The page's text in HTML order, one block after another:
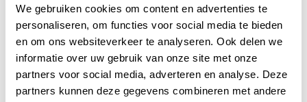
We gebruiken cookies om content en advertenties te
personaliseren, om functies voor social media te bieden
en om ons websiteverkeer te analyseren. Ook delen we
informatie over uw gebruik van onze site met onze
partners voor social media, adverteren en analyse. Deze
partners kunnen deze gegevens combineren met andere
PLAATS ERVARING
Top 6 meest bekeken advertenties van STAP Reizen
STAP Reizen - Wandelreizen Europa